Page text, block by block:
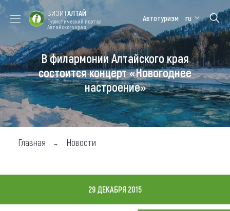
Форум VISIT
ALTAI
Цветение
маральника
Медицинский
форум
Алтайская
зимовка
Туры
Где побывать
Чем заняться
Карта
ВИЗИТАЛТАЙ
Туристический портал
Алтайского края
Автотуризм ru
В филармонии Алтайского края
состоится концерт «Новогоднее
настроение»
Главная Новости
29 ДЕКАБРЯ 2015